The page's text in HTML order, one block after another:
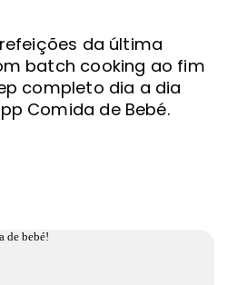
da última
batch cooking ao fim
completo dia a dia
Comida de Bebé.